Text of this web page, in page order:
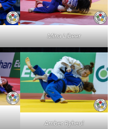
Mina Libeer
Amber Ryheul